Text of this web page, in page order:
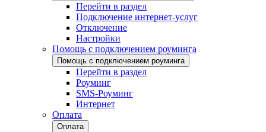
Перейти в раздел
Подключение интернет-услуг
Отключение
Настройки
Помощь с подключением роуминга
Помощь с подключением роуминга
Перейти в раздел
Роуминг
SMS-Роуминг
Интернет
Оплата
Оплата